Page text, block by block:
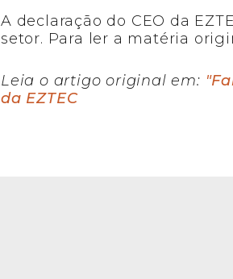
A declaração do CEO da
setor. Para ler a matéria
Leia o artigo original em:
da EZTEC